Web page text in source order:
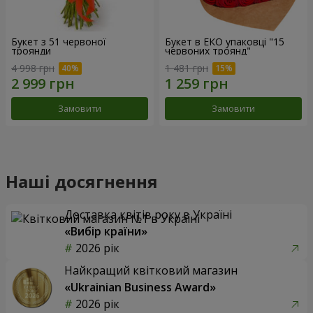
Букет з 51 червоної
троянди
4 998 грн
Замовити
Букет в ЕКО упаковці "15
червоних троянд"
1 481 грн
Замовити
Наші досягнення
Доставка квітів року в Україні
«Вибір країни»
2026 рік
Найкращий квітковий магазин
«Ukrainian Business Award»
2026 рік